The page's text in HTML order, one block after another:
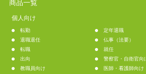
商品一覧
個人向け
転勤
定年退職
退職退任
仏事（法要）
転職
就任
出向
警察官・自衛官向
教職員向け
医師・看護師向け